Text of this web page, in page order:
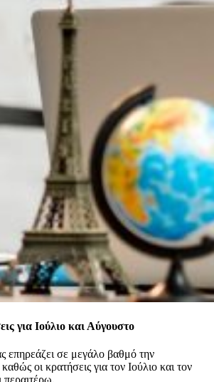
για Ιούλιο και Αύγουστο
επηρεάζει σε μεγάλο βαθμό την
οι κρατήσεις για τον Ιούλιο και τον